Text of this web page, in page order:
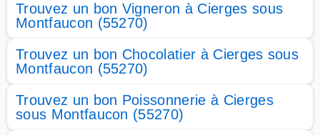
Trouvez un bon Vigneron à Cierges sous
Montfaucon (55270)
Trouvez un bon Chocolatier à Cierges sous
Montfaucon (55270)
Trouvez un bon Poissonnerie à Cierges
sous Montfaucon (55270)